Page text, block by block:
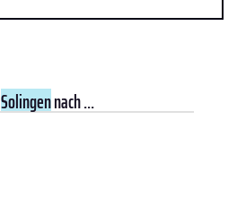
Solingennach ...